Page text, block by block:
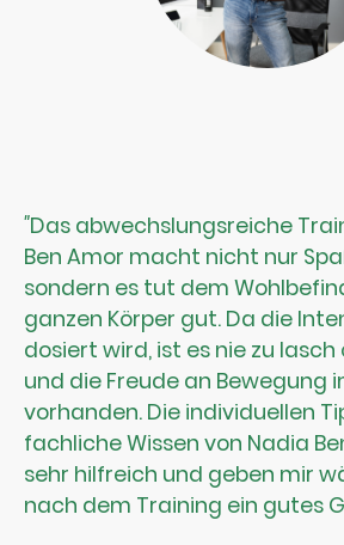
"Das abwechslungsreiche
Ben Amor macht nicht nur
sondern es tut dem
ganzen Körper gut. Da die
dosiert wird, ist es nie zu
und die Freude an Bewegung
vorhanden. Die individuellen
fachliche Wissen von Nadia
sehr hilfreich und geben mir
nach dem Training ein gutes